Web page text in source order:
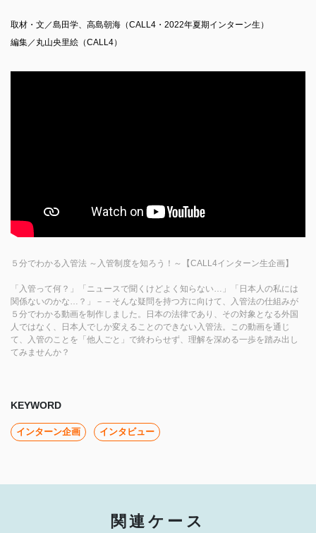
取材・⽂／島田学、高島朝海（CALL4・2022年夏期インターン生）
編集／丸山央里絵（CALL4）
５分でわかる入管法 ～入管制度を知ろう！～【CALL4インターン生企画】
「入管って何？」「ニュースで聞くけどよく知らない…」「日本人の私には
関係ないのかな…？」－－そんな疑問を持つ方に向けて、入管法の仕組みが
５分でわかる動画を制作しました。日本の法律であり、その対象となる外国
人ではなく、日本人でしか変えることのできない入管法。この動画を通じ
て、入管のことを「他人ごと」で終わらせず、理解を深める一歩を踏み出し
てみませんか？
KEYWORD
インターン企画 インタビュー
関連ケース